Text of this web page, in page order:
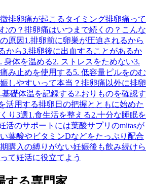
排卵痛が起こるタイミング排卵痛って
の？ 排卵痛はいつまで続くの？ こんな
原因 1.排卵前に卵巣が圧迫されるから
から3.排卵後に出血することがあるか
身体を温める2. ストレスをためない3.
み止めを使用する5. 低容量ピルをのむ
しやすいって本当？ 排卵痛以外に排卵
基礎体温を記録する2.おりものを確認す
活用する排卵日の把握とともに始めた
り3選1.食生活を整える2.十分な睡眠を
活のサポートには葉酸サプリのmitasが
葉酸やビタミンDなどをたっぷり配合
購入の縛りがない妊娠後も飲み続けら
て妊活に役立てよう